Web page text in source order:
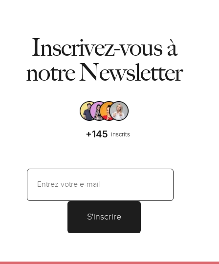
Inscrivez-vous à
notre Newsletter
+145 inscrits